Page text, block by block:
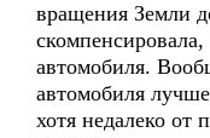
вращения Земли
автомобиля.
автомобиля
хотя недалеко